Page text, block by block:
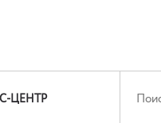
ЦЕНТР